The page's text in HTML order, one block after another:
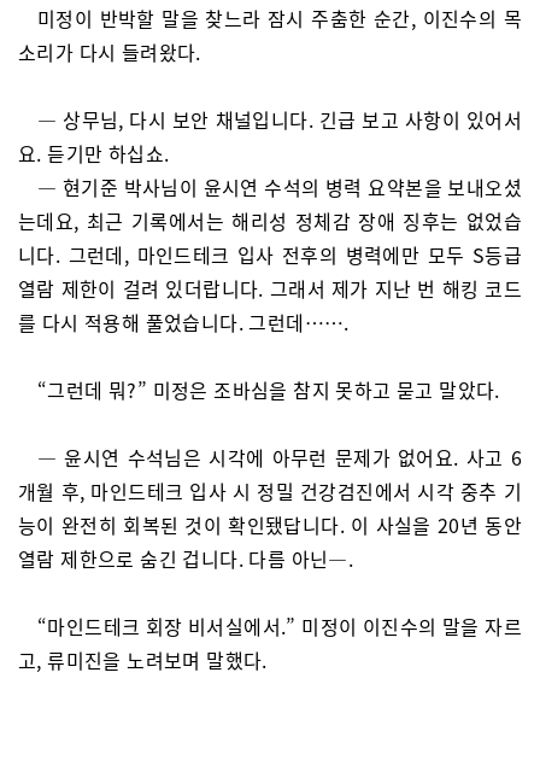
미정이 반박할 말을 찾느라 잠시 주춤한 순간, 이진수의 목
소리가 다시 들려왔다.
— 상무님, 다시 보안 채널입니다. 긴급 보고 사항이 있어서
요. 듣기만 하십쇼.
— 현기준 박사님이 윤시연 수석의 병력 요약본을 보내오셨
는데요, 최근 기록에서는 해리성 정체감 장애 징후는 없었습
니다. 그런데, 마인드테크 입사 전후의 병력에만 모두 S등급
열람 제한이 걸려 있더랍니다. 그래서 제가 지난 번 해킹 코드
를 다시 적용해 풀었습니다. 그런데…….
“그런데 뭐?” 미정은 조바심을 참지 못하고 묻고 말았다.
— 윤시연 수석님은 시각에 아무런 문제가 없어요. 사고 6
개월 후, 마인드테크 입사 시 정밀 건강검진에서 시각 중추 기
능이 완전히 회복된 것이 확인됐답니다. 이 사실을 20년 동안
열람 제한으로 숨긴 겁니다. 다름 아닌—.
“마인드테크 회장 비서실에서.” 미정이 이진수의 말을 자르
고, 류미진을 노려보며 말했다.